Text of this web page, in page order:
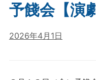
予餞会【演
2026年4月1日